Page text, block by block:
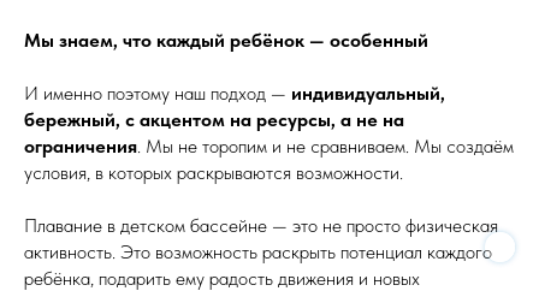
Мы знаем, что каждый ребёнок — особенный
И именно поэтому наш подход — индивидуальный,
бережный, с акцентом на ресурсы, а не на
ограничения. Мы не торопим и не сравниваем. Мы создаём
условия, в которых раскрываются возможности.
Плавание в детском бассейне — это не просто физическая
активность. Это возможность раскрыть потенциал каждого
ребёнка, подарить ему радость движения и новых